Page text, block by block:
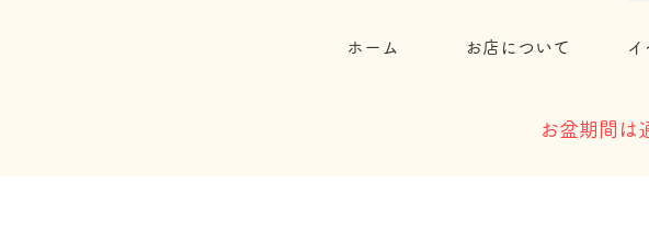
ホーム お店について イ
お盆期間は